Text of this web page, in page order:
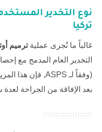
نوع التخدير
تركيا
غالباً ما تُجرى عمليةترميم
التخدير العام المدمج مع
(وفقاً لـ ASPS, فإن هذا
بعد الإفاقة من الجراحة